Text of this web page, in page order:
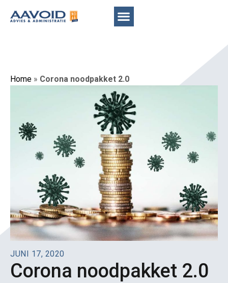
Home » Corona noodpakket 2.0
JUNI 17, 2020
Corona noodpakket 2.0